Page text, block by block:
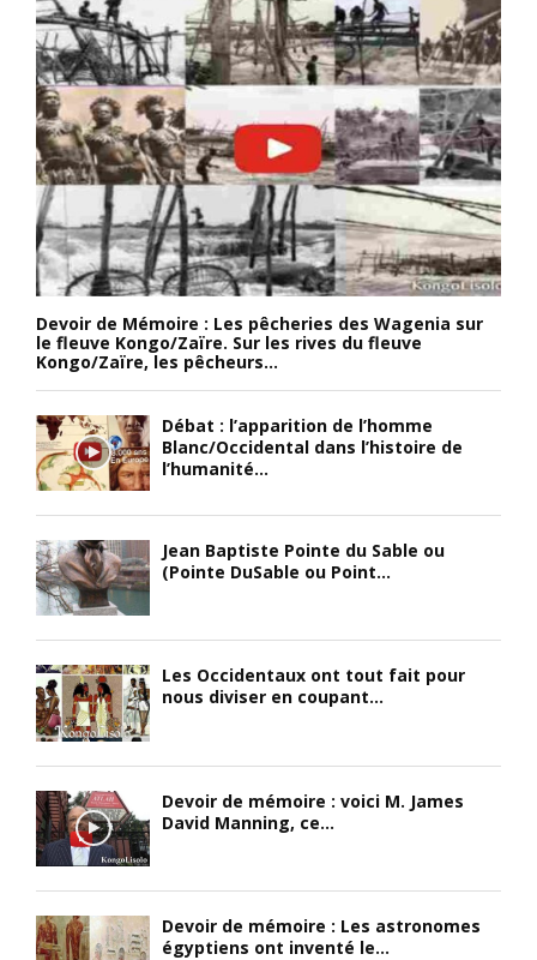
Devoir de Mémoire : Les pêcheries des Wagenia sur
le fleuve Kongo/Zaïre. Sur les rives du fleuve
Kongo/Zaïre, les pêcheurs...
Débat : l’apparition de l’homme
Blanc/Occidental dans l’histoire de
l’humanité...
Jean Baptiste Pointe du Sable ou
(Pointe DuSable ou Point...
Les Occidentaux ont tout fait pour
nous diviser en coupant...
Devoir de mémoire : voici M. James
David Manning, ce...
Devoir de mémoire : Les astronomes
égyptiens ont inventé le...